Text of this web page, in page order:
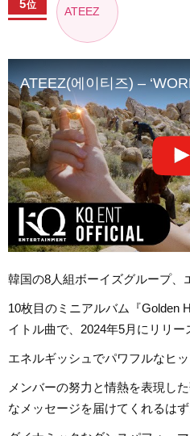
ATEEZ
5位
ATEEZ(에이티즈) –
韓国の8人組ボーイズグループ、
10枚目のミニアルバム『Golden
イトル曲で、2024年5月にリリー
エネルギッシュでパワフルなヒ
メンバーの努力と情熱を表現し
なメッセージを届けてくれるはず